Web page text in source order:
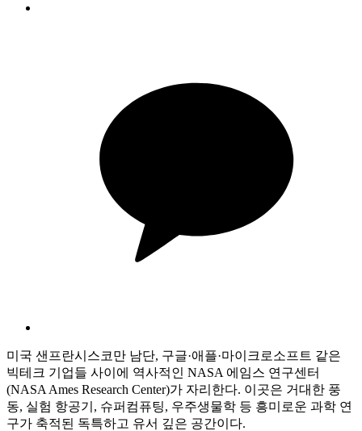
미국 샌프란시스코만 남단, 구글·애플·마이크로소프트 같은
빅테크 기업들 사이에 역사적인 NASA 에임스 연구센터
(NASA Ames Research Center)가 자리한다. 이곳은 거대한 풍
동, 실험 항공기, 슈퍼컴퓨팅, 우주생물학 등 흥미로운 과학 연
구가 축적된 독특하고 유서 깊은 공간이다.